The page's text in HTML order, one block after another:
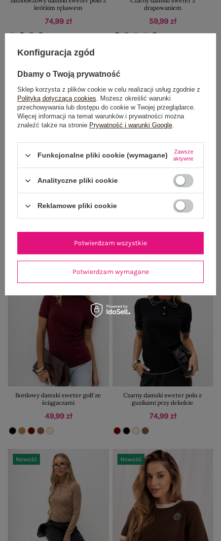
krótkim rękawem
74,99 zł
drapowaniem
59,99 zł
BESTSELLER
falbankami
89,99 zł
Jasnobeżowy sweter z ozdobnymi
guzikami
59,99 zł
+1
Nowość
Bordowy damski sweter golf ze
ściągaczami
49,99 zł
Nowość
Czarny damski sweter polo z
guzikami przy dekolcie
74,99 zł
Nowość Nowość
Konfiguracja zgód
Dbamy o Twoją prywatność
Sklep korzysta z plików cookie w celu realizacji usług zgodnie z
Polityką dotyczącą cookies. Możesz określić warunki
przechowywania lub dostępu do cookie w Twojej przeglądarce.
Więcej informacji na temat warunków i prywatności można
znaleźć także na stronie Prywatność i warunki Google.
Funkcjonalne pliki cookie (wymagane)
Zawsze
aktywne
Analityczne pliki cookie
Reklamowe pliki cookie
Potwierdzam wymagane
Potwierdzam wszystkie